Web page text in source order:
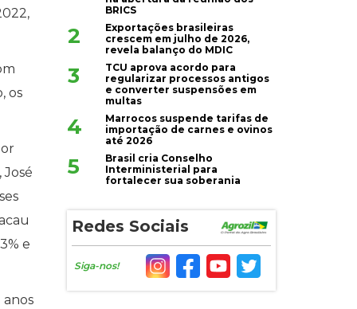
os
e
anos
BRICS
2
Exportações brasileiras
crescem em julho de 2026,
revela balanço do MDIC
3
TCU aprova acordo para
regularizar processos antigos
e converter suspensões em
multas
4
Marrocos suspende tarifas de
importação de carnes e ovinos
até 2026
5
Brasil cria Conselho
Interministerial para
fortalecer sua soberania
Redes Sociais
Siga-nos!